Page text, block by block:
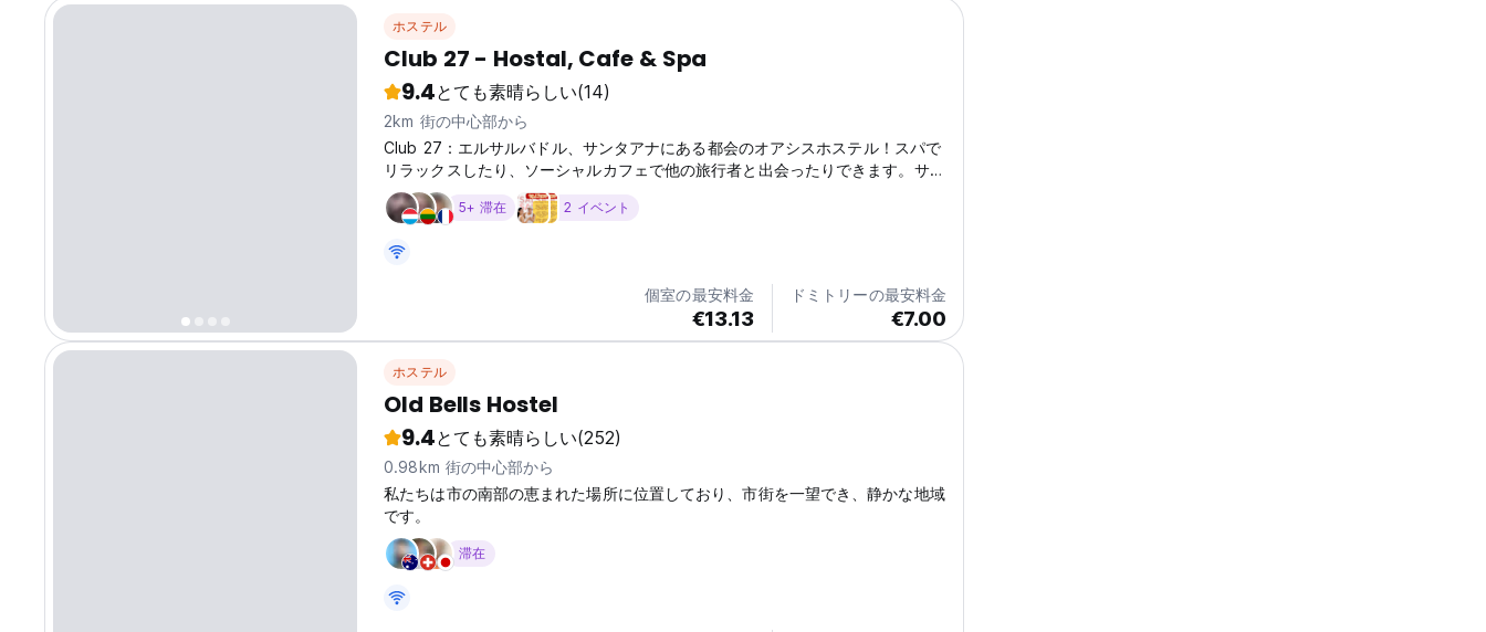
ホステル
Club 27 - Hostal, Cafe & Spa
9.4とても素晴らしい(14)
2km 街の中心部から
Club 27：エルサルバドル、サンタアナにある都会のオアシスホステル！スパで
リラックスしたり、ソーシャルカフェで他の旅行者と出会ったりできます。サン
タアナを楽しむのに最適なロケーションです。 (Auto-translated from original
language)5+ 滞在 2 イベント
個室の最安料金
€13.13
ドミトリーの最安料金
€7.00
ホステル
Old Bells Hostel
9.4とても素晴らしい(252)
0.98km 街の中心部から
私たちは市の南部の恵まれた場所に位置しており、市街を一望でき、静かな地域
です。
滞在